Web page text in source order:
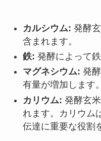
カルシウム: 発酵
含まれます。
鉄: 発酵によって
マグネシウム: 発
有量が増加します。
カリウム: 発酵玄
れます。カリウム
伝達に重要な役割